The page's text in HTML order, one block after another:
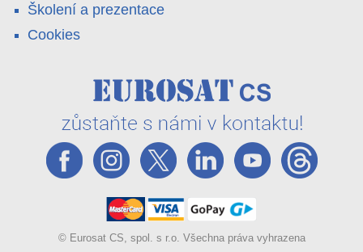
Školení a prezentace
Cookies
© Eurosat CS, spol. s r.o. Všechna práva vyhrazena